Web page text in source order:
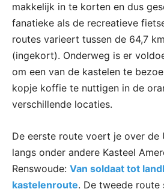
makkelijk in te korten en dus
fanatieke als de recreatieve
routes varieert tussen de 64,7
(ingekort). Onderweg is er
om een van de kastelen te
kopje koffie te nuttigen in de
verschillende locaties.
De eerste route voert je over de
langs onder andere Kasteel
Renswoude: Van soldaat tot
kastelenroute. De tweede